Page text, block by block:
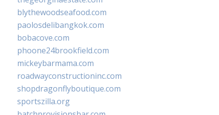
blythewoodseafood.com
paolosdelibangkok.com
bobacove.com
phoone24brookfield.com
mickeybarmama.com
roadwayconstructioninc.com
shopdragonflyboutique.com
sportszilla.org